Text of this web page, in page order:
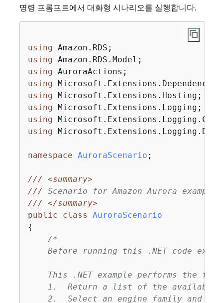
명령 프롬프트에서 대화형 시나리오를 실행합니다.
using
using
using
using
using
using
using
using
namespace AuroraScenario ;
///
<summary>
/// Scenario for Amazon Aurora
///
</summary>
public
class
AuroraScenario
{
/*
Before running this .NET code
This .NET example performs the
1.  Return a list of the
2.  Select an engine family and